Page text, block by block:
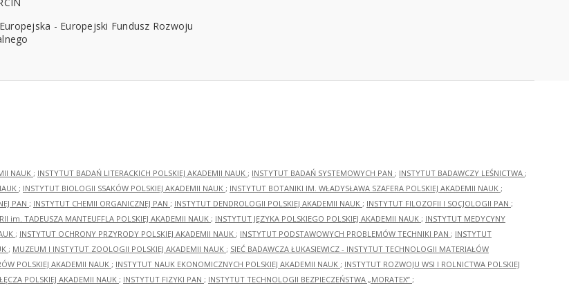
NAUK ; INSTYTUT BADAŃ LITERACKICH POLSKIEJ AKADEMII NAUK ; INSTYTUT BADAŃ SYSTEMOWYCH PAN ; INSTYTUT BADAWCZY LEŚNICTWA ;
; INSTYTUT BIOLOGII SSAKÓW POLSKIEJ AKADEMII NAUK ; INSTYTUT BOTANIKI IM. WŁADYSŁAWA SZAFERA POLSKIEJ AKADEMII NAUK ;
PAN ; INSTYTUT CHEMII ORGANICZNEJ PAN ; INSTYTUT DENDROLOGII POLSKIEJ AKADEMII NAUK ; INSTYTUT FILOZOFII I SOCJOLOGII PAN ;
im. TADEUSZA MANTEUFFLA POLSKIEJ AKADEMII NAUK ; INSTYTUT JĘZYKA POLSKIEGO POLSKIEJ AKADEMII NAUK ; INSTYTUT MEDYCYNY
; INSTYTUT OCHRONY PRZYRODY POLSKIEJ AKADEMII NAUK ; INSTYTUT PODSTAWOWYCH PROBLEMÓW TECHNIKI PAN ; INSTYTUT
; MUZEUM I INSTYTUT ZOOLOGII POLSKIEJ AKADEMII NAUK ; SIEĆ BADAWCZA ŁUKASIEWICZ - INSTYTUT TECHNOLOGII MATERIAŁÓW
POLSKIEJ AKADEMII NAUK ; INSTYTUT NAUK EKONOMICZNYCH POLSKIEJ AKADEMII NAUK ; INSTYTUT ROZWOJU WSI I ROLNICTWA POLSKIEJ
POLSKIEJ AKADEMII NAUK ; INSTYTUT FIZYKI PAN ; INSTYTUT TECHNOLOGII BEZPIECZEŃSTWA „MORATEX” ;